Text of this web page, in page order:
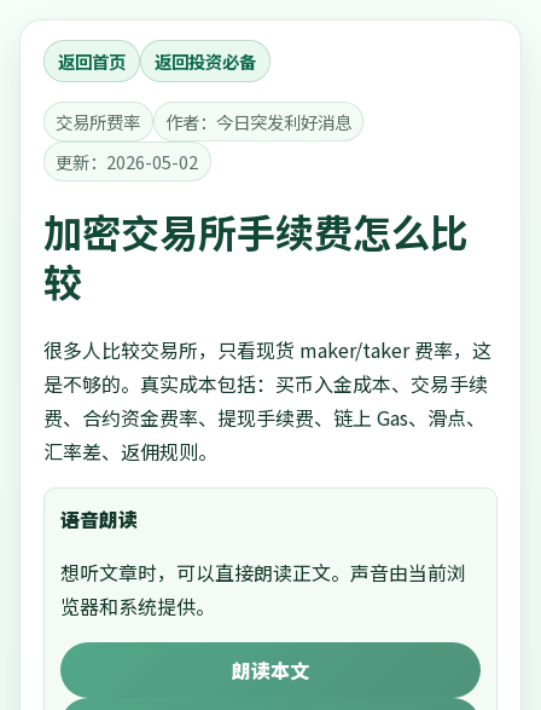
返回首页 返回投资必备
交易所费率
作者：今日突发利好消息
更新：2026-05-02
加密交易所手续费怎么比
较
很多人比较交易所，只看现货 maker/taker 费率，这
是不够的。真实成本包括：买币入金成本、交易手续
费、合约资金费率、提现手续费、链上 Gas、滑点、
汇率差、返佣规则。
语音朗读
想听文章时，可以直接朗读正文。声音由当前浏
览器和系统提供。
朗读本文